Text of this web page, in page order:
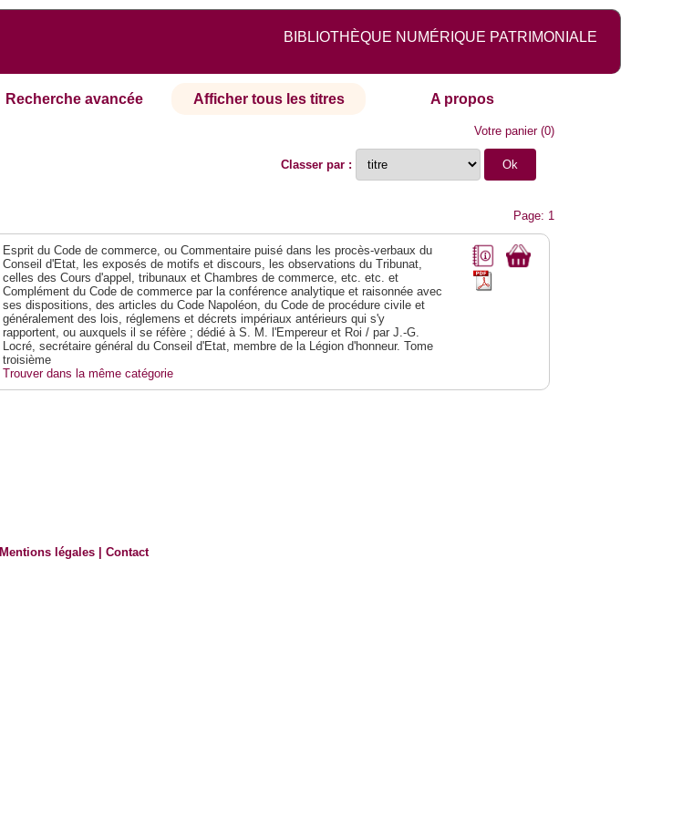
BIBLIOTHÈQUE NUMÉRIQUE PATRIMONIALE
Recherche avancée Afficher tous les titres A propos
Votre panier(0)
Classer par :
Page: 1
Esprit du Code de commerce, ou Commentaire puisé dans les procès-verbaux du
Conseil d'Etat, les exposés de motifs et discours, les observations du Tribunat,
celles des Cours d'appel, tribunaux et Chambres de commerce, etc. etc. et
Complément du Code de commerce par la conférence analytique et raisonnée avec
ses dispositions, des articles du Code Napoléon, du Code de procédure civile et
généralement des lois, réglemens et décrets impériaux antérieurs qui s'y
rapportent, ou auxquels il se réfère ; dédié à S. M. l'Empereur et Roi / par J.-G.
Locré, secrétaire général du Conseil d'Etat, membre de la Légion d'honneur. Tome
troisième
Trouver dans la même catégorie
Mentions légales |Contact